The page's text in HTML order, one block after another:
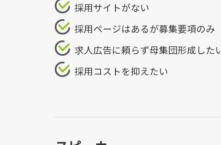
採用サイトがない
採用ページはあるが募集要項のみ
求人広告に頼らず母集団形成した
採用コストを抑えたい